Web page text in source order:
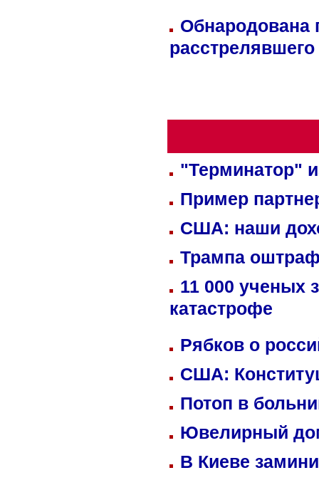
Обнародована
"Терминатор"
Пример
США: наши
Трампа
11 000 ученых
катастрофе
Рябков о
США:
Потоп в
Ювелирный
В Киеве